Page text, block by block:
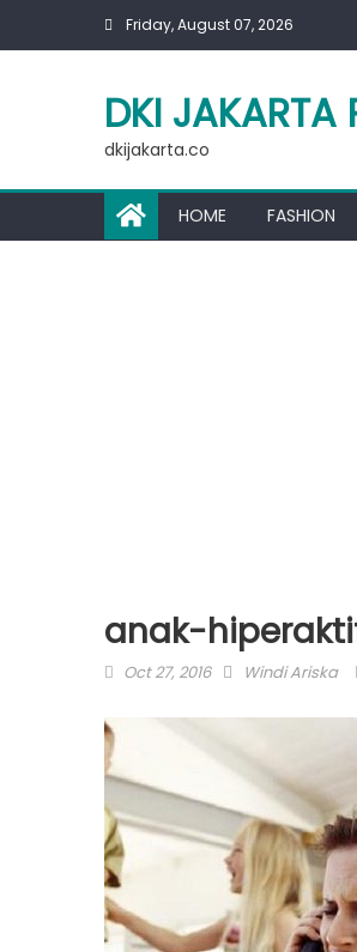
Friday, August 07, 2026
DKI JAKARTA
dkijakarta.co
HOME FASHION
anak-
Posted
Oct 27, 2016 Author
Windi Ariska